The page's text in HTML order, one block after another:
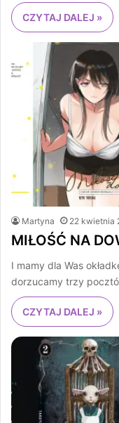
CZYTAJ DALEJ »
Martyna 22 kwietnia
MIŁOŚĆ NA
I mamy dla Was
dorzucamy trzy
CZYTAJ DALEJ »